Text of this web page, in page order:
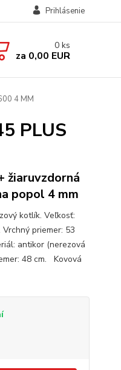
Prihlásenie
0 ks
za 0,00 EUR
4 MM
PLUS
žiaruvzdorná
popol 4 mm
kotlík. Veľkosť:
priemer: 53
antikor (nerezová
48 cm. Kovová